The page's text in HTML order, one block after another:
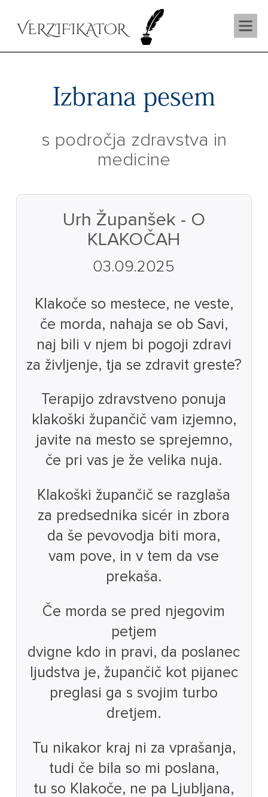
VERZIFIKATOR
Izbrana pesem
s področja zdravstva in
medicine
Urh Županšek - O
KLAKOČAH
03.09.2025
Klakoče so mestece, ne veste,
če morda, nahaja se ob Savi,
naj bili v njem bi pogoji zdravi
za življenje, tja se zdravit greste?
Terapijo zdravstveno ponuja
klakoški župančič vam izjemno,
javite na mesto se sprejemno,
če pri vas je že velika nuja.
Klakoški župančič se razglaša
za predsednika sicér in zbora
da še pevovodja biti mora,
vam pove, in v tem da vse
prekaša.
Če morda se pred njegovim
petjem
dvigne kdo in pravi, da poslanec
ljudstva je, župančič kot pijanec
preglasi ga s svojim turbo
dretjem.
Tu nikakor kraj ni za vprašanja,
tudi če bila so mi poslana,
tu so Klakoče, ne pa Ljubljana,